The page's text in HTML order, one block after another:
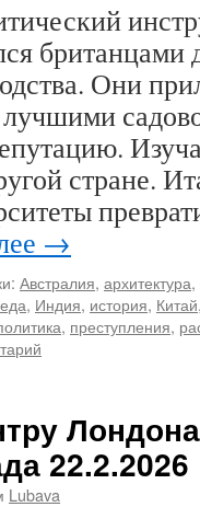
британцами
Они
лучшими
стране.
→
Австралия, архитектура,
еда, Индия, история, Китай
, преступления,
22.2.2026
Lubava